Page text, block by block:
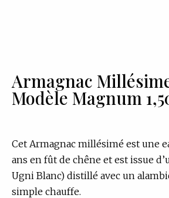
Armagnac
Modèle Magnum
Cet Armagnac millésimé est une
ans en fût de chêne et est issue
Ugni Blanc) distillé avec un
simple chauffe.